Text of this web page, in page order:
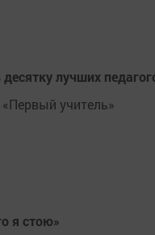
лучших
учитель»
я стою»